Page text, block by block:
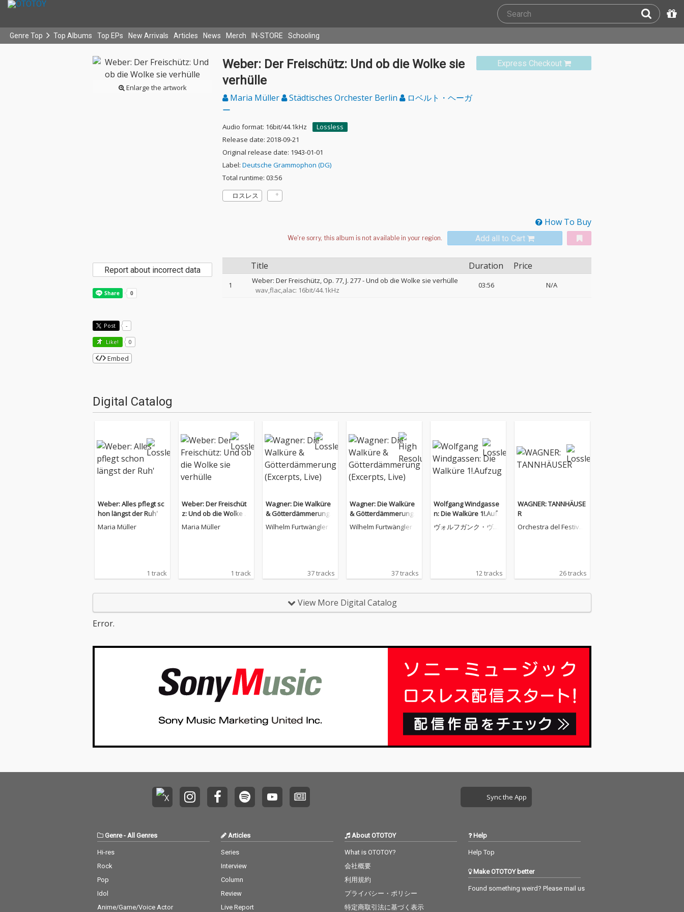
Genre Top Top Albums Top EPs New Arrivals Articles News Merch IN-STORE Schooling
Enlarge the artwork
Express Checkout
Weber: Der Freischütz: Und ob die Wolke sie
verhülle
Maria Müller Städtisches Orchester Berlin
ロベルト・ヘーガ
ー
Audio format: 16bit/44.1kHz
Lossless
Release date: 2018-09-21
Original release date: 1943-01-01
Label: Deutsche Grammophon (DG)
Total runtime: 03:56
ロスレス
How To Buy
Add all to Cart
Title Duration Price
1
Weber: Der Freischütz, Op. 77, J. 277 - Und ob die Wolke sie verhülle
wav,flac,alac: 16bit/44.1kHz
03:56 N/A
Report about incorrect data
Post -
Like! 0
Embed
Digital Catalog
Weber: Alles pflegt sc
hon längst der Ruh'
Maria Müller
1 track
Weber: Der Freischüt
z: Und ob die Wolke si
e verhülle
Maria Müller
1 track
Wagner: Die Walküre
& Götterdämmerung
(Excerpts, Live)
Wilhelm Furtwängler
37 tracks
Wagner: Die Walküre
& Götterdämmerung
(Excerpts, Live)
Wilhelm Furtwängler
37 tracks
Wolfgang Windgasse
n: Die Walküre 1!.Aufz
ug
ヴォルフガンク・ヴィ
12 tracks
WAGNER: TANNHÄUSE
R
Orchestra del Festival
26 tracks
View More Digital Catalog
Error.
Sync the App
Genre- All Genres
Hi-res
Rock
Pop
Idol
Anime/Game/Voice Actor
Articles
Series
Interview
Column
Review
Live Report
About OTOTOY
What is OTOTOY?
会社概要
利用規約
プライバシー・ポリシー
特定商取引法に基づく表示
Help
Help Top
Make OTOTOY better
Found something weird? Please mail us